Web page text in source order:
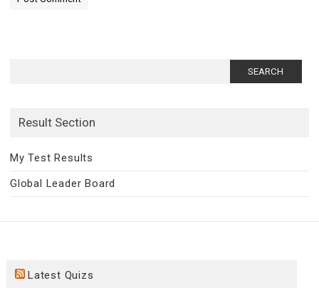
Result Section
My Test Results
Global Leader Board
Latest Quizs